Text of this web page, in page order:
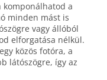
kompo­nál­ha­tod a
minden mást is
vagy álló­ból
elforga­tá­sa nélkül.
közös fotó­ra, a
látó­szög­re, így az